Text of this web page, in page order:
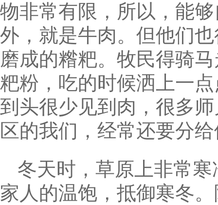
物非常有限，所以，能
外，就是牛肉。但他们
磨成的糌粑。牧民得骑
粑粉，吃的时候洒上一
到头很少见到肉，很多
区的我们，经常还要分
冬天时，草原上非常
家人的温饱，抵御寒冬